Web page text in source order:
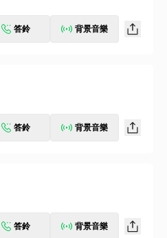
答鈴 背景音樂
答鈴 背景音樂
答鈴 背景音樂